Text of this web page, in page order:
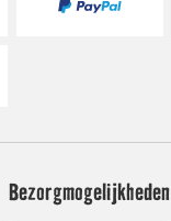
Bezorgmogelijkheden